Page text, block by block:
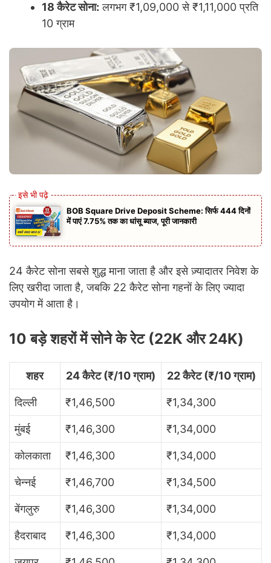
18 कैरेट सोना: लगभग ₹1,09,000 से ₹1,11,000 प्रति
10 ग्राम
BOB Square Drive Deposit Scheme: सिर्फ 444 दिनों
में पाएं 7.75% तक का धांसू ब्याज, पूरी जानकारी
24 कैरेट सोना सबसे शुद्ध माना जाता है और इसे ज़्यादातर निवेश के
लिए खरीदा जाता है, जबकि 22 कैरेट सोना गहनों के लिए ज्यादा
उपयोग में आता है।
10 बड़े शहरों में सोने के रेट (22K और 24K)
शहर 24 कैरेट (₹/10 ग्राम) 22 कैरेट (₹/10 ग्राम)
दिल्ली ₹1,46,500 ₹1,34,300
मुंबई ₹1,46,300 ₹1,34,000
कोलकाता ₹1,46,300 ₹1,34,000
चेन्नई ₹1,46,700 ₹1,34,500
बेंगलुरु ₹1,46,300 ₹1,34,000
हैदराबाद ₹1,46,300 ₹1,34,000